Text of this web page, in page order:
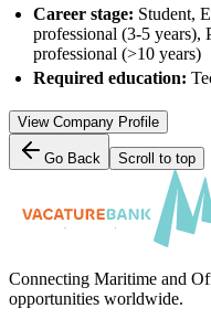
Career stage: Student,
professional (3-5 years),
professional (>10 years)
Required education:
View Company Profile
Go Back Scroll to top
Connecting Maritime and
opportunities worldwide.